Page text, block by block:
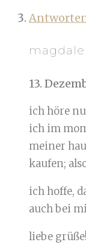
magdale
13.
ich höre
ich im
meiner
kaufen;
ich hoffe,
auch bei
liebe grüße!